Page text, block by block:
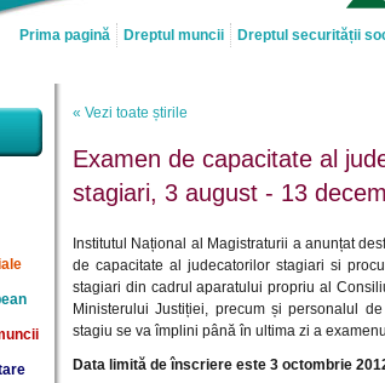
Prima pagină Dreptul muncii Dreptul securității
« Vezi toate știrile
Examen de capacitate al
stagiari, 3 august - 13
Institutul Național al Magistraturii a anunțat
de capacitate al judecatorilor stagiari si
stagiari din cadrul aparatului propriu al
Ministerului Justiției, precum și personalul
stagiu se va împlini până în ultima zi a
Data limită de înscriere este 3 octombrie